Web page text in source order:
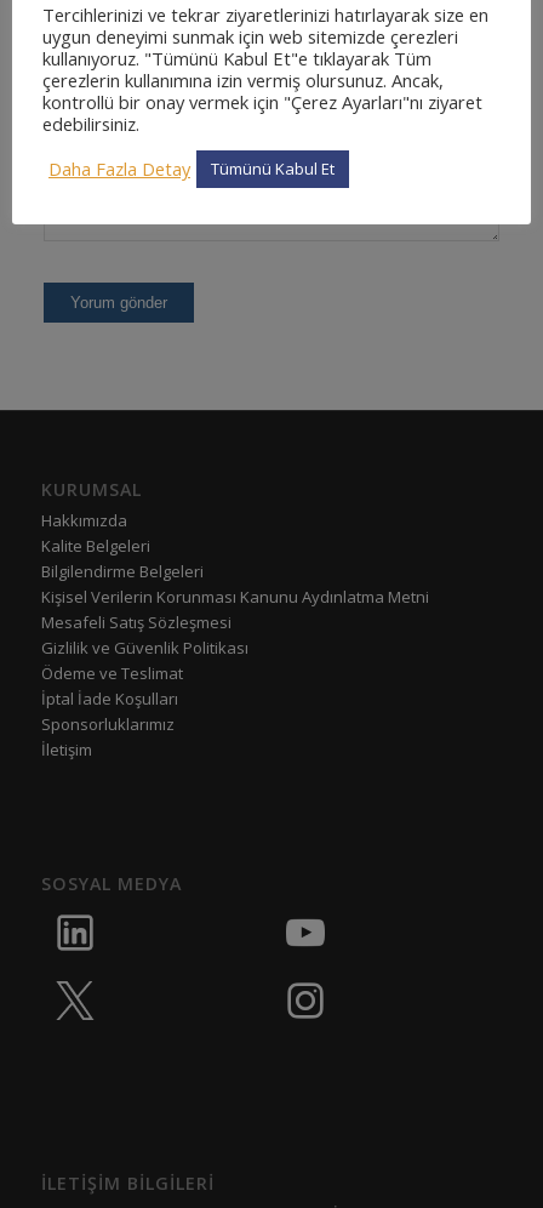
KURUMSAL
Hakkımızda
Kalite Belgeleri
Bilgilendirme Belgeleri
Kişisel Verilerin Korunması Kanunu Aydınlatma Metni
Mesafeli Satış Sözleşmesi
Gizlilik ve Güvenlik Politikası
Ödeme ve Teslimat
İptal İade Koşulları
Sponsorluklarımız
İletişim
SOSYAL MEDYA
İLETİŞİM BİLGİLERİ
Tercihlerinizi ve tekrar ziyaretlerinizi hatırlayarak size en
uygun deneyimi sunmak için web sitemizde çerezleri
kullanıyoruz. "Tümünü Kabul Et"e tıklayarak Tüm
çerezlerin kullanımına izin vermiş olursunuz. Ancak,
kontrollü bir onay vermek için "Çerez Ayarları"nı ziyaret
edebilirsiniz.
Daha Fazla Detay
Tümünü Kabul Et